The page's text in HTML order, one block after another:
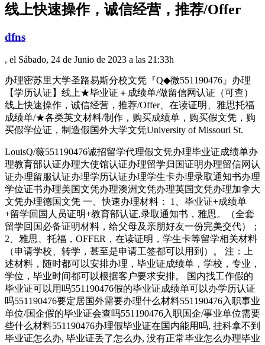
线上快速操作，诚信经营，推荐/Offer
dfns
, el Sábado, 24 de Junio de 2023 a las 21:33h
办理密苏里大学圣路易斯分校文凭『Q◆微551190476』办理
【学历认证】线上★毕业证＋成绩单/做留信网认证（可查）
线上快速操作，诚信经营，推荐/Offer、在读证明、雅思托福
成绩单/★各类英文材料/制作，购买成绩单，购买假文凭，购
买假学位证，制造假国外大学文凭University of Missouri St.
LouisQ/薇551190476诚招留学代理假文凭办理毕业证成绩单办
理教育部认证办理大使馆认证办理留学归国证明办理留信网认
证办理留服认证办理学历认证办理学生卡办理录取通知书办理
学位证书办理美国文凭办理澳洲文凭办理英国文凭办理加拿大
文凭办理德国文凭 一、快速办理材料： 1、毕业证+成绩单
+留学回国人员证明+教育部认证,录取通知书，雅思。（全套
留学回国必备证明材料，给父母及亲朋好友一份完美交代）；
2、雅思、托福，OFFER，在读证明，学生卡等留学相关材料
（申请学校、转学，甚至是申请工签都可以用到）。 注：上
述材料，随时都可以安排办理，毕业证成绩单，学校，专业，
学位，毕业时间都可以根据客户要求安排。 国内找工作假的
毕业证可以用吗551190476假的毕业证成绩单可以办学历认证
吗551190476要定居国外需要办理什么材料551190476入职事业
单位/国企假的毕业证会查吗551190476入职国企/事业单位需要
些什么材料551190476办理假毕业证在国内能用吗, 挂科拿不到
毕业证怎么办, 毕业证丢了怎么办, 没有正常毕业怎么办理毕业